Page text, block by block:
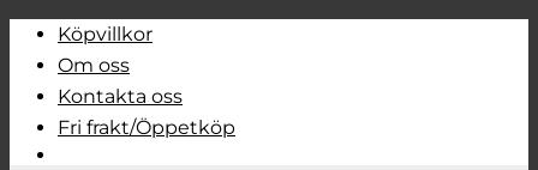
Skip
content
Köpvillkor
Om oss
Kontakta oss
Fri frakt/Öppetköp